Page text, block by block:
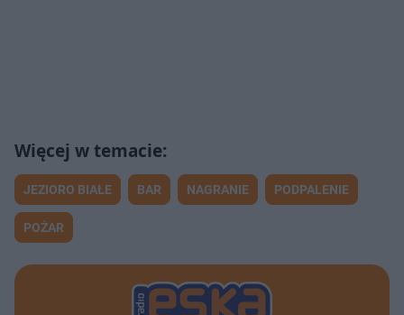
JEZIORO BIAŁE BAR NAGRANIE PODPALENIE
POŻAR